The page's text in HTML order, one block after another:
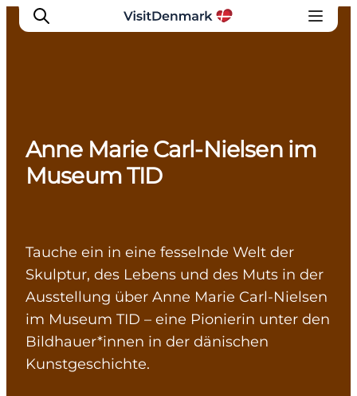
Inspiration
Regionen
Erlebnisse
Anne Marie Carl-Nielsen im
Museum TID
Tauche ein in eine fesselnde Welt der
Skulptur, des Lebens und des Muts in der
Ausstellung über Anne Marie Carl-Nielsen
im Museum TID – eine Pionierin unter den
Bildhauer*innen in der dänischen
Kunstgeschichte.